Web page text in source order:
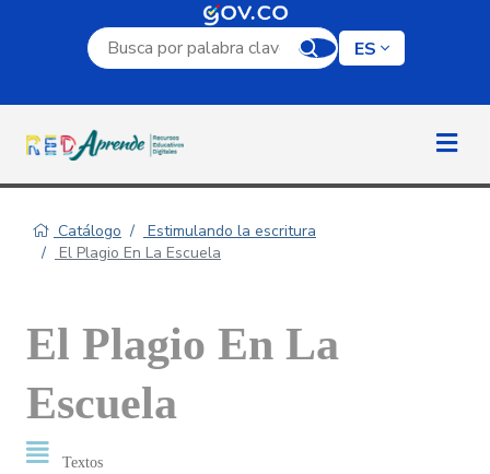
Campo de búsqueda por palabra clave
ES
Catálogo
Estimulando la escritura
El Plagio En La Escuela
El Plagio En La
Escuela
Textos